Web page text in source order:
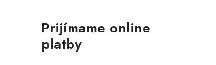
Prijímame online
platby